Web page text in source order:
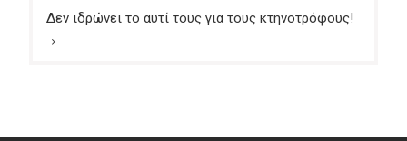
Δεν ιδρώνει το αυτί τους για τους κτηνοτρόφους!